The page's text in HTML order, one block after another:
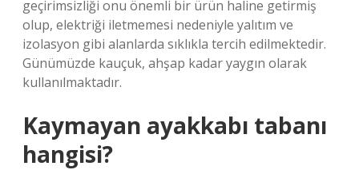
geçirimsizliği onu önemli bir ürün haline getirmiş
olup, elektriği iletmemesi nedeniyle yalıtım ve
izolasyon gibi alanlarda sıklıkla tercih edilmektedir.
Günümüzde kauçuk, ahşap kadar yaygın olarak
kullanılmaktadır.
Kaymayan ayakkabı tabanı
hangisi?